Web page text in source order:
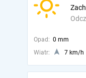
Opad: 0 mm
Wiatr:
7 km/h